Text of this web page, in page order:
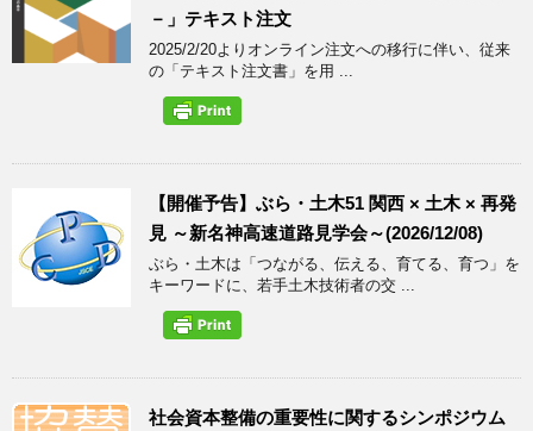
－」テキスト注文
2025/2/20よりオンライン注文への移行に伴い、従来
の「テキスト注文書」を用 ...
【開催予告】ぶら・土木51 関西 × 土木 × 再発
見 ～新名神高速道路見学会～(2026/12/08)
ぶら・土木は「つながる、伝える、育てる、育つ」を
キーワードに、若手土木技術者の交 ...
社会資本整備の重要性に関するシンポジウム